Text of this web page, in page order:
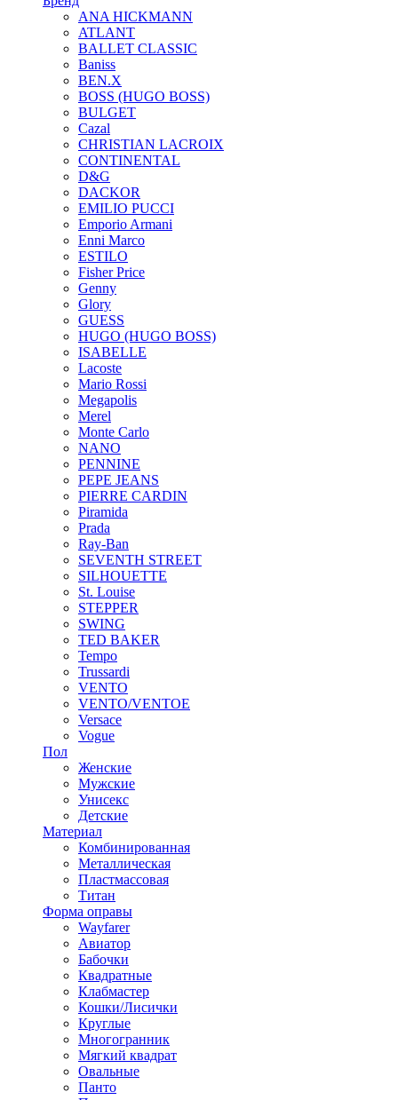
ANA HICKMANN
ATLANT
BALLET CLASSIC
Baniss
BEN.X
BOSS (HUGO BOSS)
BULGET
Cazal
CHRISTIAN LACROIX
CONTINENTAL
D&G
DACKOR
EMILIO PUCCI
Emporio Armani
Enni Marco
ESTILO
Fisher Price
Genny
Glory
GUESS
HUGO (HUGO BOSS)
ISABELLE
Lacoste
Mario Rossi
Megapolis
Merel
Monte Carlo
NANO
PENNINE
PEPE JEANS
PIERRE CARDIN
Piramida
Prada
Ray-Ban
SEVENTH STREET
SILHOUETTE
St. Louise
STEPPER
SWING
TED BAKER
Tempo
Trussardi
VENTO
VENTO/VENTOE
Versace
Vogue
Пол
Женские
Мужские
Унисекс
Детские
Материал
Комбинированная
Металлическая
Пластмассовая
Титан
Форма оправы
Wayfarer
Авиатор
Бабочки
Квадратные
Клабмастер
Кошки/Лисички
Круглые
Многогранник
Мягкий квадрат
Овальные
Панто